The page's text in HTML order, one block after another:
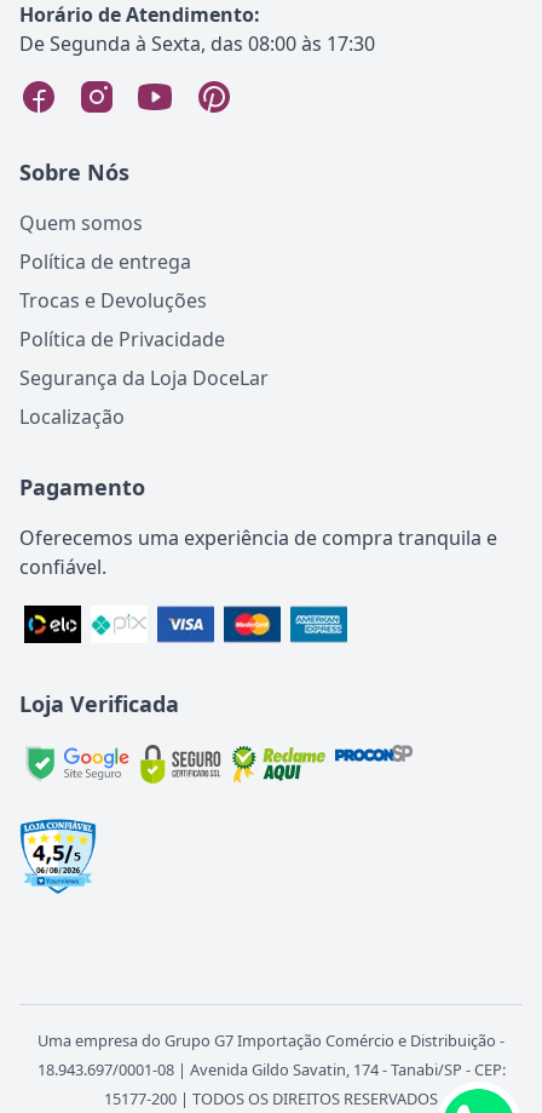
Horário de Atendimento:
De Segunda à Sexta, das 08:00 às 17:30
Sobre Nós
Quem somos
Política de entrega
Trocas e Devoluções
Política de Privacidade
Segurança da Loja DoceLar
Localização
Pagamento
Oferecemos uma experiência de compra tranquila e
confiável.
Loja Verificada
Uma empresa do Grupo G7 Importação Comércio e Distribuição -
18.943.697/0001-08 | Avenida Gildo Savatin, 174 - Tanabi/SP - CEP:
15177-200 | TODOS OS DIREITOS RESERVADOS